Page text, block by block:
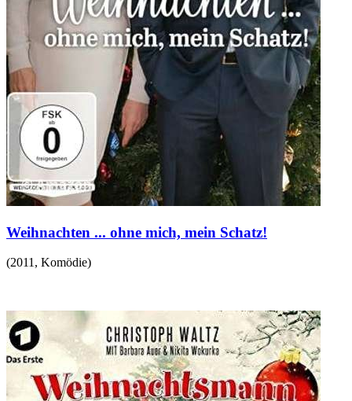
Weihnachten ... ohne mich, mein Schatz!
(2011, Komödie)